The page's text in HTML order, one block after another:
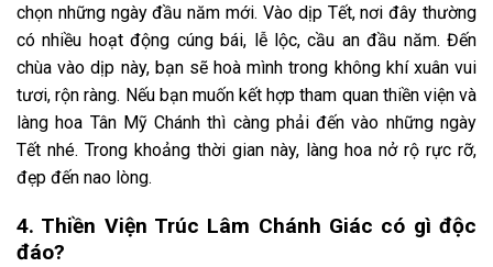
chọn những ngày đầu năm mới. Vào dịp Tết, nơi đây thường
có nhiều hoạt động cúng bái, lễ lộc, cầu an đầu năm. Đến
chùa vào dịp này, bạn sẽ hoà mình trong không khí xuân vui
tươi, rộn ràng. Nếu bạn muốn kết hợp tham quan thiền viện và
làng hoa Tân Mỹ Chánh thì càng phải đến vào những ngày
Tết nhé. Trong khoảng thời gian này, làng hoa nở rộ rực rỡ,
đẹp đến nao lòng.
4. Thiền Viện Trúc Lâm Chánh Giác có gì độc
đáo?